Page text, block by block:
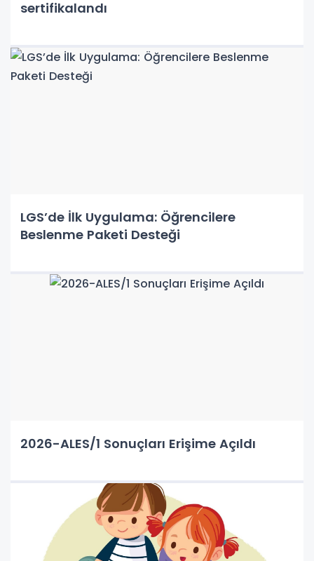
sertifikalandı
LGS’de İlk Uygulama: Öğrencilere
Beslenme Paketi Desteği
2026-ALES/1 Sonuçları Erişime Açıldı